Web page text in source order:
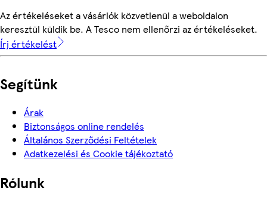
Az értékeléseket a vásárlók közvetlenül a weboldalon
keresztül küldik be. A Tesco nem ellenőrzi az értékeléseket.
Írj értékelést
Segítünk
Árak
Biztonságos online rendelés
Általános Szerződési Feltételek
Adatkezelési és Cookie tájékoztató
Rólunk